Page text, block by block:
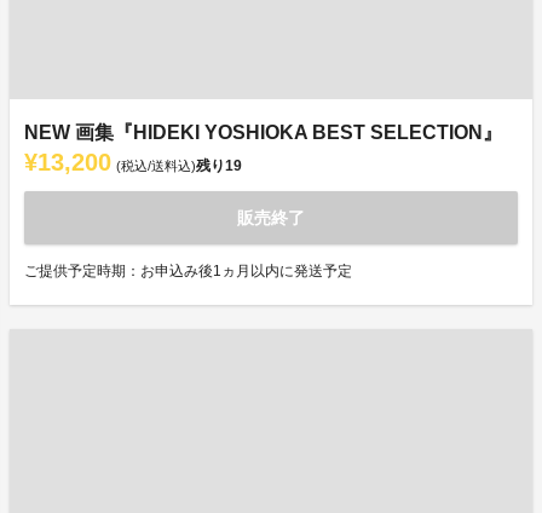
NEW 画集『HIDEKI YOSHIOKA BEST SELECTION』
¥13,200 (税込/送料込)残り19
販売終了
ご提供予定時期：お申込み後1ヵ月以内に発送予定